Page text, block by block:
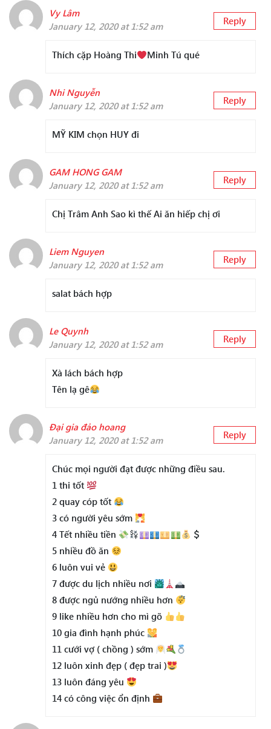
Vy Lâm
January 12, 2020 at 1:52 am
Reply
Thích cặp Hoàng Thi Minh Tú qué
Nhi Nguyễn
January 12, 2020 at 1:52 am
Reply
MỸ KIM chọn HUY đi
GAM HONG GAM
January 12, 2020 at 1:52 am
Reply
Chị Trâm Anh Sao kì thế Ai ăn hiếp chị ơi
Liem Nguyen
January 12, 2020 at 1:52 am
Reply
salat bách hợp
Le Quynh
January 12, 2020 at 1:52 am
Reply
Xà lách bách hợp
Tên lạ gê
Đại gia đảo hoang
January 12, 2020 at 1:52 am
Reply
Chúc mọi người đạt được những điều sau.
1 thi tốt
2 quay cóp tốt
3 có người yêu sớm
4 Tết nhiều tiền
5 nhiều đồ ăn
6 luôn vui vẻ
7 được du lịch nhiều nơi
8 được ngủ nướng nhiều hơn
9 like nhiều hơn cho mì gõ
10 gia đình hạnh phúc
11 cưới vợ ( chồng ) sớm
12 luôn xinh đẹp ( đẹp trai )
13 luôn đáng yêu
14 có công việc ổn định